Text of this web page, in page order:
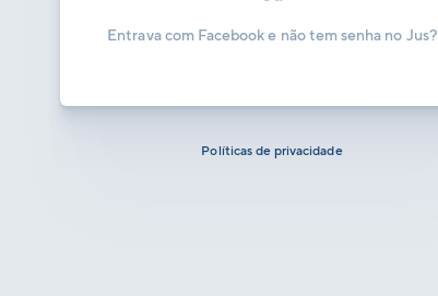
Entrava com Facebook e não tem senha no Jus?
Políticas de privacidade